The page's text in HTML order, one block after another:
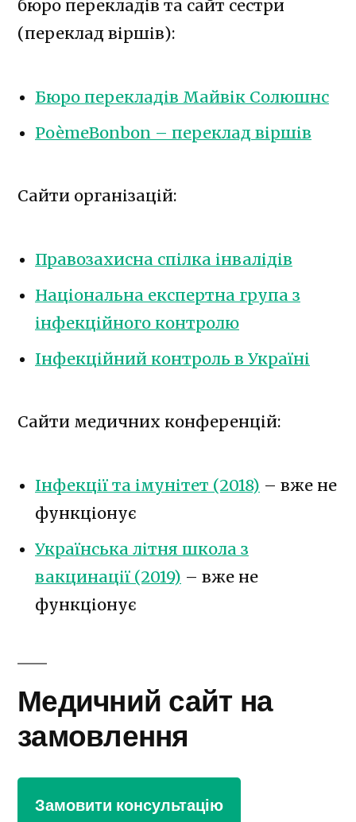
бюро перекладів та сайт сестри
(переклад віршів):
Бюро перекладів Майвік Солюшнс
PoèmeBonbon – переклад віршів
Сайти організацій:
Правозахисна спілка інвалідів
Національна експертна група з
інфекційного контролю
Інфекційний контроль в Україні
Сайти медичних конференцій:
Інфекції та імунітет (2018) – вже не
функціонує
Українська літня школа з
вакцинації (2019) – вже не
функціонує
Медичний сайт на
замовлення
Замовити консультацію